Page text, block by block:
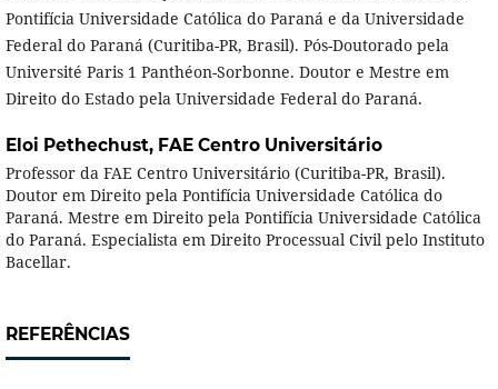
Pontifícia Universidade Católica do Paraná e da Universidade
Federal do Paraná (Curitiba-PR, Brasil). Pós-Doutorado pela
Université Paris 1 Panthéon-Sorbonne. Doutor e Mestre em
Direito do Estado pela Universidade Federal do Paraná.
Eloi Pethechust, FAE Centro Universitário
Professor da FAE Centro Universitário (Curitiba-PR, Brasil).
Doutor em Direito pela Pontifícia Universidade Católica do
Paraná. Mestre em Direito pela Pontifícia Universidade Católica
do Paraná. Especialista em Direito Processual Civil pelo Instituto
Bacellar.
REFERÊNCIAS